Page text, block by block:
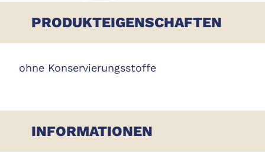
PRODUKTEIGENSCHAFTEN
ohne Konservierungsstoffe
INFORMATIONEN